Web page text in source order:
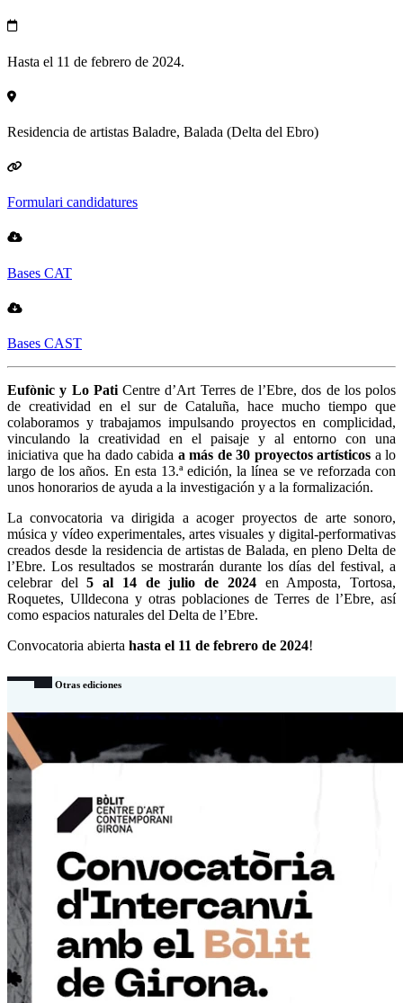
Hasta el 11 de febrero de 2024.
Residencia de artistas Baladre, Balada (Delta del Ebro)
Formulari candidatures
Bases CAT
Bases CAST
Eufònic y Lo PatiCentre d’Art Terres de l’Ebre, dos de los polos
de creatividad en el sur de Cataluña, hace mucho tiempo que
colaboramos y trabajamos impulsando proyectos en complicidad,
vinculando la creatividad en el paisaje y al entorno con una
iniciativa que ha dado cabida a más de 30 proyectos artísticos a lo
largo de los años. En esta 13.ª edición, la línea se ve reforzada con
unos honorarios de ayuda a la investigación y a la formalización.
La convocatoria va dirigida a acoger proyectos de arte sonoro,
música y vídeo experimentales, artes visuales y digital-performativas
creados desde la residencia de artistas de Balada, en pleno Delta de
l’Ebre. Los resultados se mostrarán durante los días del festival, a
celebrar del5 al 14 de julio de 2024en Amposta, Tortosa,
Roquetes, Ulldecona y otras poblaciones de Terres de l’Ebre, así
como espacios naturales del Delta de l’Ebre.
Convocatoria abierta hasta el 11 de febrero de 2024!
Otras ediciones